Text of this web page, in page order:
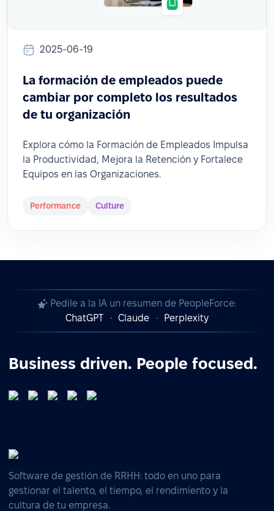
2025-06-19
La formación de empleados puede
cambiar por completo los resultados
de tu organización
Explora cómo la Formación de Empleados Impulsa
la Productividad, Mejora la Retención y Fortalece
Equipos en las Organizaciones.
Performance Culture
Pedile a la IA un resumen de PeopleForce:
ChatGPT
Claude Perplexity
Business driven. People focused.
Software de gestión de RRHH: todo en uno para
gestionar el talento, el tiempo, el rendimiento y la
cultura de tu empresa.